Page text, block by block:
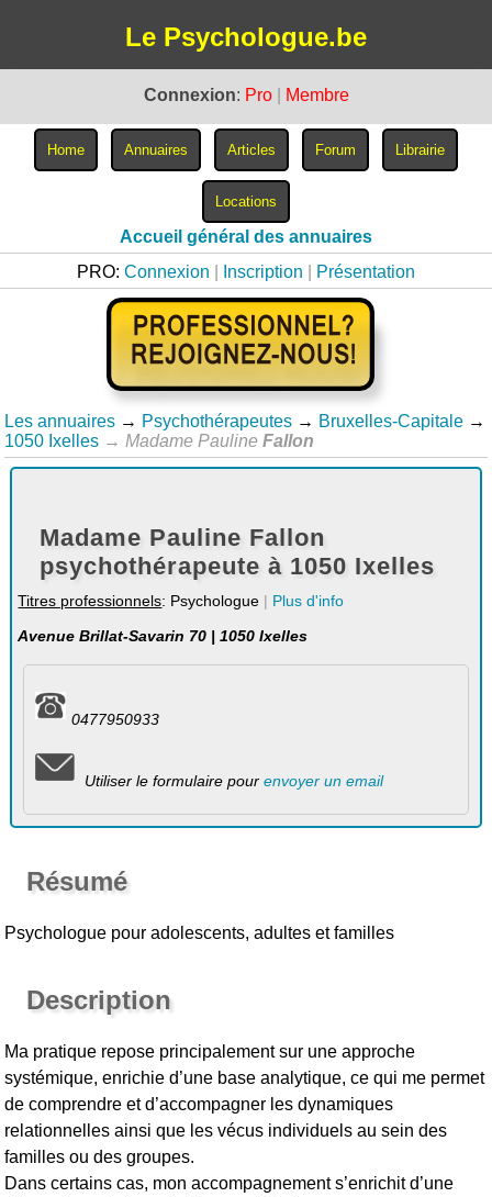
Le Psychologue.be
Connexion: Pro Membre
Accueil général des annuaires
PRO: Connexion Inscription Présentation
Les annuaires → Psychothérapeutes → Bruxelles-Capitale →
1050 Ixelles → Madame PaulineFallon
Madame Pauline Fallon
psychothérapeute à 1050 Ixelles
Titres professionnels: Psychologue | Plus d'info
Avenue Brillat-Savarin 70 | 1050 Ixelles
0477950933
Utiliser le formulaire pour envoyer un email
Résumé
Psychologue pour adolescents, adultes et familles
Description
Ma pratique repose principalement sur une approche
systémique, enrichie d’une base analytique, ce qui me permet
de comprendre et d’accompagner les dynamiques
relationnelles ainsi que les vécus individuels au sein des
familles ou des groupes.
Dans certains cas, mon accompagnement s’enrichit d’une